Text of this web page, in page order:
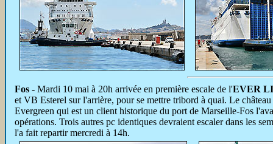
Fos - Mardi 10 mai à 20h arrivée en première escale de l'EVER
et VB Esterel sur l'arrière, pour se mettre tribord à quai. Le
Evergreen qui est un client historique du port de Marseille-Fos
opérations. Trois autres pc identiques devraient escaler dans les
l'a fait repartir mercredi à 14h.